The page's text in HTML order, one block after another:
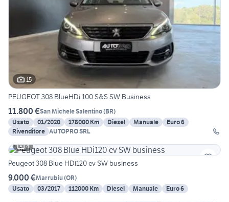
15
PEUGEOT 308 BlueHDi 100 S&S SW Business
11.800 €San Michele Salentino(BR)
Usato
01/2020 178000 Km Diesel Manuale
Euro 6
Rivenditore AUTOPRO SRL
4
Peugeot 308 Blue HDi120 cv SW business
9.000 €Marrubiu(OR)
Usato
03/2017 112000 Km Diesel Manuale Euro 6